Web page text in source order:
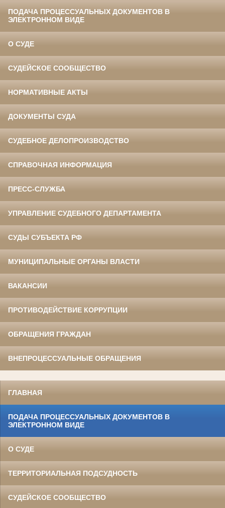
ПОДАЧА ПРОЦЕССУАЛЬНЫХ ДОКУМЕНТОВ В
ЭЛЕКТРОННОМ ВИДЕ
О СУДЕ
СУДЕЙСКОЕ СООБЩЕСТВО
НОРМАТИВНЫЕ АКТЫ
ДОКУМЕНТЫ СУДА
СУДЕБНОЕ ДЕЛОПРОИЗВОДСТВО
СПРАВОЧНАЯ ИНФОРМАЦИЯ
ПРЕСС-СЛУЖБА
УПРАВЛЕНИЕ СУДЕБНОГО ДЕПАРТАМЕНТА
СУДЫ СУБЪЕКТА РФ
МУНИЦИПАЛЬНЫЕ ОРГАНЫ ВЛАСТИ
ВАКАНСИИ
ПРОТИВОДЕЙСТВИЕ КОРРУПЦИИ
ОБРАЩЕНИЯ ГРАЖДАН
ВНЕПРОЦЕССУАЛЬНЫЕ ОБРАЩЕНИЯ
ГЛАВНАЯ
ПОДАЧА ПРОЦЕССУАЛЬНЫХ ДОКУМЕНТОВ В
ЭЛЕКТРОННОМ ВИДЕ
О СУДЕ
ТЕРРИТОРИАЛЬНАЯ ПОДСУДНОСТЬ
СУДЕЙСКОЕ СООБЩЕСТВО